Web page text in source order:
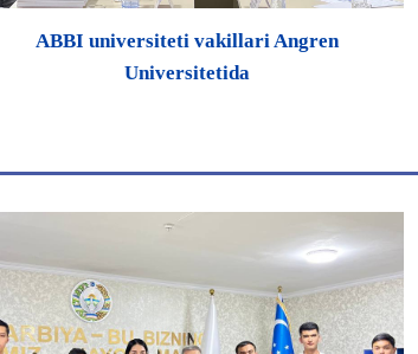
ABBI universiteti vakillari Angren
Universitetida